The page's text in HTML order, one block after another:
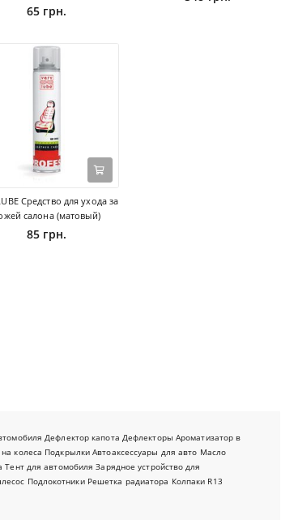
65 грн.
Средство для ухода за
салона (матовый)
85 грн.
Дефлектор капота Дефлекторы Ароматизатор в
колеса Подкрылки Автоаксессуары для авто Масло
Тент для автомобиля Зарядное устройство для
Подлокотники Решетка радиатора Колпаки R13